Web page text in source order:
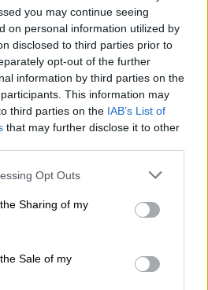
you may continue seeing
on personal information utilized by
disclosed to third parties prior to
opt-out of the further
information by third parties on the
This information may
third parties on the IAB’s List of
that may further disclose it to other
app uses one or more Google
usage behaviour. You may click to
and its third-party tags to
purposes in below Google
Opt Outs
Sharing of my
Sale of my
συνάντησηςτουμε
Ρεπουμπλικανικού
η καταγγελία για
του Δημάρχου
Εκρέμ Ιμάμογλου,και η
την άμεση και χωρίς
του.
Παπανδρέου στον
από τον
τύπο της Τουρκίας